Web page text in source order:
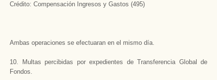
Crédito: Compensación Ingresos y Gastos (495)
Ambas operaciones se efectuaran en el mismo día.
10. Multas percibidas por expedientes de Transferencia Global de
Fondos.